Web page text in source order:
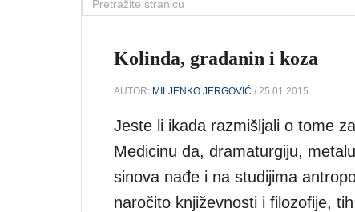
Kolinda, građanin i koza
AUTOR: MILJENKO JERGOVIĆ / 25.01.2015.
Jeste li ikada razmišljali o tome
Medicinu da, dramaturgiju,
sinova nađe i na studijima
naročito književnosti i filozofije,